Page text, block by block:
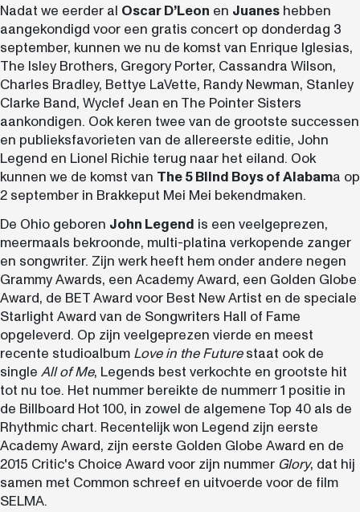
Nadat we eerder al Oscar D’Leon en Juanes hebben
aangekondigd voor een gratis concert op donderdag 3
september, kunnen we nu de komst van Enrique Iglesias,
The Isley Brothers, Gregory Porter, Cassandra Wilson,
Charles Bradley, Bettye LaVette, Randy Newman, Stanley
Clarke Band, Wyclef Jean en The Pointer Sisters
aankondigen. Ook keren twee van de grootste successen
en publieksfavorieten van de allereerste editie, John
Legend en Lionel Richie terug naar het eiland. Ook
kunnen we de komst van The 5 Blind Boys of Alabama op
2 september in Brakkeput Mei Mei bekendmaken.
De Ohio geboren John Legend is een veelgeprezen,
meermaals bekroonde, multi-platina verkopende zanger
en songwriter. Zijn werk heeft hem onder andere negen
Grammy Awards, een Academy Award, een Golden Globe
Award, de BET Award voor Best New Artist en de speciale
Starlight Award van de Songwriters Hall of Fame
opgeleverd. Op zijn veelgeprezen vierde en meest
recente studioalbum Love in the Futurestaat ook de
single All of Me, Legends best verkochte en grootste hit
tot nu toe. Het nummer bereikte de nummerr 1 positie in
de Billboard Hot 100, in zowel de algemene Top 40 als de
Rhythmic chart. Recentelijk won Legend zijn eerste
Academy Award, zijn eerste Golden Globe Award en de
2015 Critic's Choice Award voor zijn nummer Glory, dat hij
samen met Common schreef en uitvoerde voor de film
SELMA.